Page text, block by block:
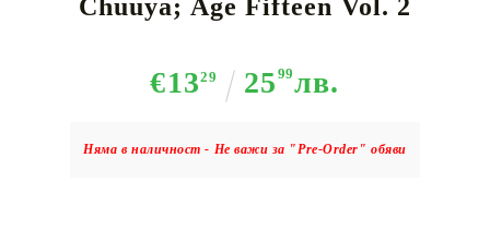
Chuuya; Age Fifteen Vol. 2
€1329 25 99лв.
Няма в наличност - Не важи за "Pre-Order" обяви